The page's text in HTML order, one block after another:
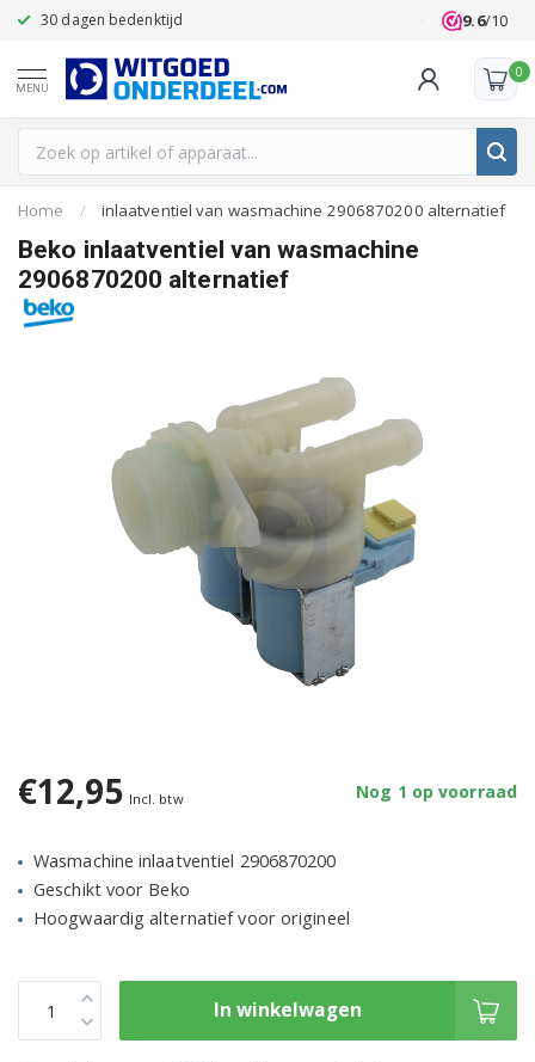
30 dagen bedenktijd Klanten
9.6/10
MENU
0
Home / inlaatventiel van wasmachine 2906870200 alternatief
Beko inlaatventiel van wasmachine
2906870200 alternatief
€12,95 Incl. btw Nog 1 op voorraad
Wasmachine inlaatventiel 2906870200
Geschikt voor Beko
Hoogwaardig alternatief voor origineel
In winkelwagen